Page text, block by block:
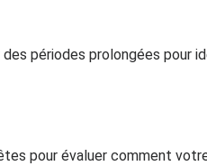
périodes prolongées pour
pour évaluer comment